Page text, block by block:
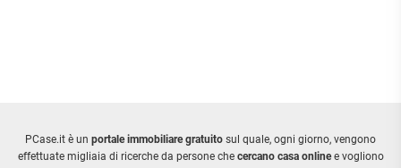
PCase.it è un portale immobiliare gratuito sul quale, ogni giorno, vengono
effettuate migliaia di ricerche da persone che cercano casa onlinee vogliono